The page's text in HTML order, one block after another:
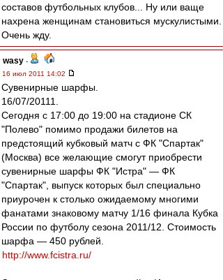
составов футбольных клубов... Ну или ваще
нахрена женщинам становиться мускулистыми.
Очень жду.
wasy -
16 июл 2011 14:02
Сувенирные шарфы.
16/07/20111.
Сегодня с 17:00 до 19:00 на стадионе СК
"Полево" помимо продажи билетов на
предстоящий кубковый матч с ФК "Спартак"
(Москва) все желающие смогут приобрести
сувенирные шарфы ФК "Истра" — ФК
"Спартак", выпуск которых был специально
приурочен к столько ожидаемому многими
фанатами знаковому матчу 1/16 финала Кубка
России по футболу сезона 2011/12. Стоимость
шарфа — 450 рублей.
http://www.fcistra.ru/